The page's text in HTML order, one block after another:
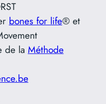
bones for life® et
de la Méthode